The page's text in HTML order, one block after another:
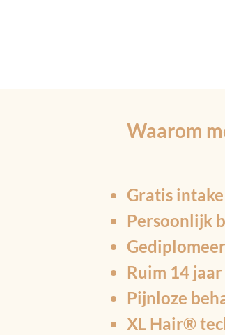
Waarom
Gratis intake
Persoonlijk
Ruim 14
Pijnloze
XL Hair®